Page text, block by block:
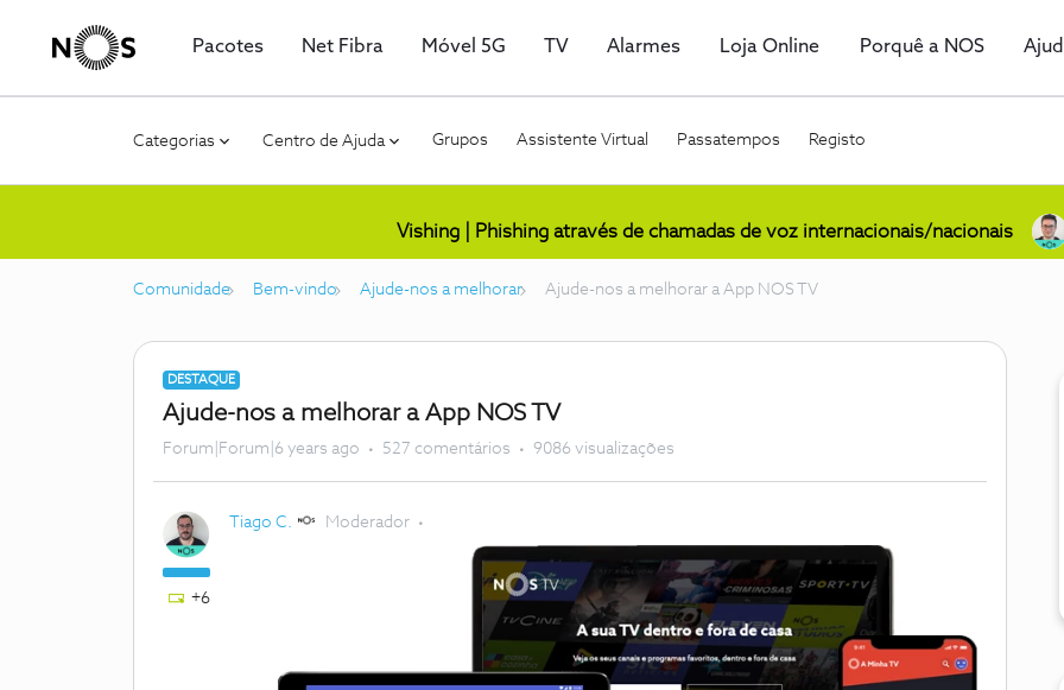
Pacotes Net Fibra Móvel 5G TV Alarmes Loja Online Porquê a NOS
Categorias Centro de Ajuda Grupos Assistente Virtual Passatempos Registo
Vishing | Phishing através de chamadas de voz internacionais/nacionais
Comunidade Bem-vindo Ajude-nos a melhorar Ajude-nos a melhorar a App NOS TV
DESTAQUE
Ajude-nos a melhorar a App NOS TV
Forum|Forum|6 years ago 527 comentários 9086 visualizações
+6
Tiago C. Moderador